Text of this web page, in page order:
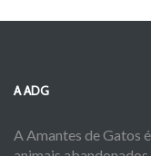
A ADG
A Amantes de Gatos